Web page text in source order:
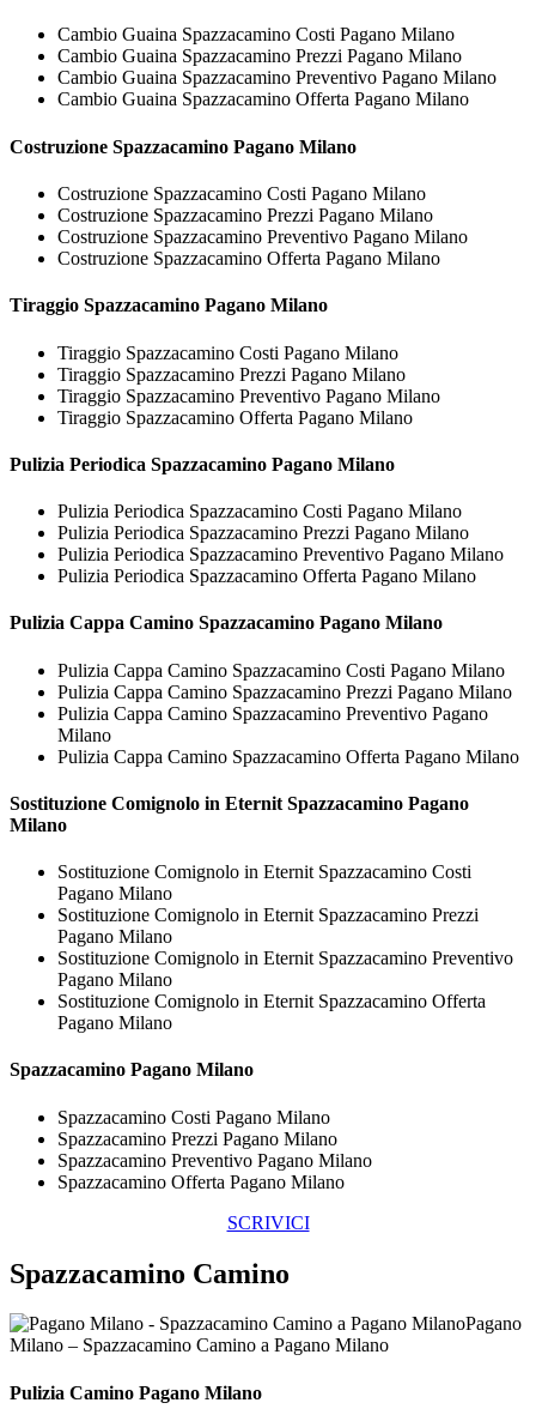
Cambio Guaina Spazzacamino Costi Pagano Milano
Cambio Guaina Spazzacamino Prezzi Pagano Milano
Cambio Guaina Spazzacamino Preventivo Pagano Milano
Cambio Guaina Spazzacamino Offerta Pagano Milano
Costruzione Spazzacamino Pagano Milano
Costruzione Spazzacamino Costi Pagano Milano
Costruzione Spazzacamino Prezzi Pagano Milano
Costruzione Spazzacamino Preventivo Pagano Milano
Costruzione Spazzacamino Offerta Pagano Milano
Tiraggio Spazzacamino Pagano Milano
Tiraggio Spazzacamino Costi Pagano Milano
Tiraggio Spazzacamino Prezzi Pagano Milano
Tiraggio Spazzacamino Preventivo Pagano Milano
Tiraggio Spazzacamino Offerta Pagano Milano
Pulizia Periodica Spazzacamino Pagano Milano
Pulizia Periodica Spazzacamino Costi Pagano Milano
Pulizia Periodica Spazzacamino Prezzi Pagano Milano
Pulizia Periodica Spazzacamino Preventivo Pagano Milano
Pulizia Periodica Spazzacamino Offerta Pagano Milano
Pulizia Cappa Camino Spazzacamino Pagano Milano
Pulizia Cappa Camino Spazzacamino Costi Pagano Milano
Pulizia Cappa Camino Spazzacamino Prezzi Pagano Milano
Pulizia Cappa Camino Spazzacamino Preventivo Pagano
Milano
Pulizia Cappa Camino Spazzacamino Offerta Pagano Milano
Sostituzione Comignolo in Eternit Spazzacamino Pagano
Milano
Sostituzione Comignolo in Eternit Spazzacamino Costi
Pagano Milano
Sostituzione Comignolo in Eternit Spazzacamino Prezzi
Pagano Milano
Sostituzione Comignolo in Eternit Spazzacamino Preventivo
Pagano Milano
Sostituzione Comignolo in Eternit Spazzacamino Offerta
Pagano Milano
Spazzacamino Pagano Milano
Spazzacamino Costi Pagano Milano
Spazzacamino Prezzi Pagano Milano
Spazzacamino Preventivo Pagano Milano
Spazzacamino Offerta Pagano Milano
SCRIVICI
Spazzacamino Camino
Pagano
Milano – Spazzacamino Camino a Pagano Milano
Pulizia Camino Pagano Milano